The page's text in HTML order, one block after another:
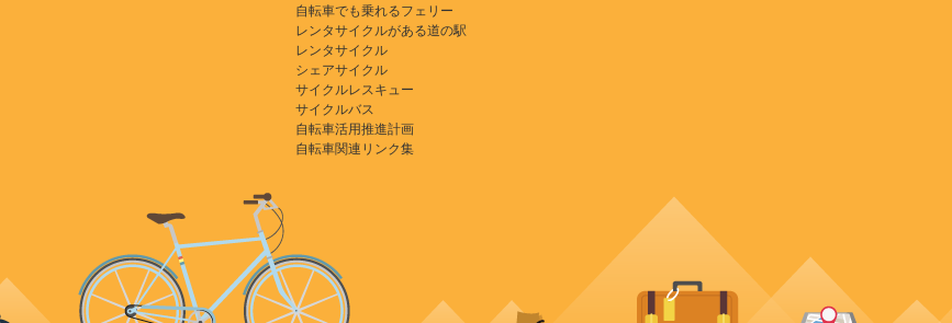
自転車でも乗れるフェリー
レンタサイクルがある道の駅
レンタサイクル
シェアサイクル
サイクルレスキュー
サイクルバス
自転車活用推進計画
自転車関連リンク集